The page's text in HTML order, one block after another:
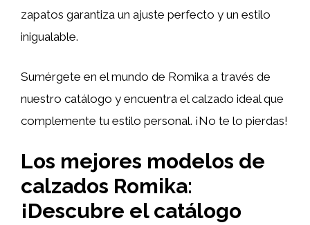
zapatos garantiza un ajuste perfecto y un estilo
inigualable.
Sumérgete en el mundo de Romika a través de
nuestro catálogo y encuentra el calzado ideal que
complemente tu estilo personal. ¡No te lo pierdas!
Los mejores modelos de
calzados Romika:
¡Descubre el catálogo